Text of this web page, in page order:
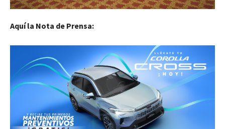
Aquí la Nota de Prensa: